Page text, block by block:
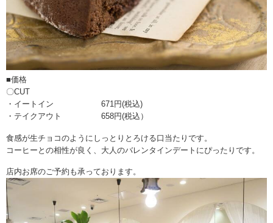
■価格
〇CUT
・イートイン 671円(税込)
・テイクアウト 658円(税込）
食感が生チョコのようにしっとりとろける口当たりです。
コーヒーとの相性が良く、大人のバレンタインデートにぴったりです。
店内お席のご予約も承っております。